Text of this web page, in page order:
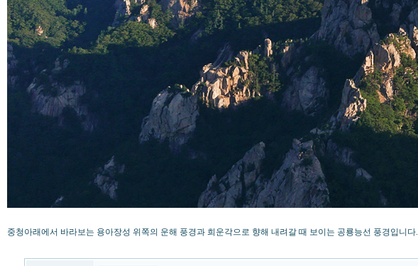
중청아래에서 바라보는 용아장성 위쪽의 운해 풍경과 희운각으로 향해 내려갈 때 보이는 공룡능선 풍경입니다.